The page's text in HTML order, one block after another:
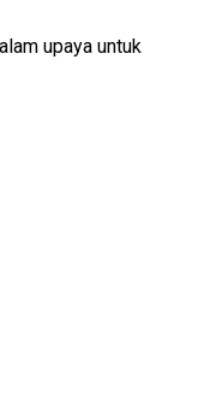
upaya untuk